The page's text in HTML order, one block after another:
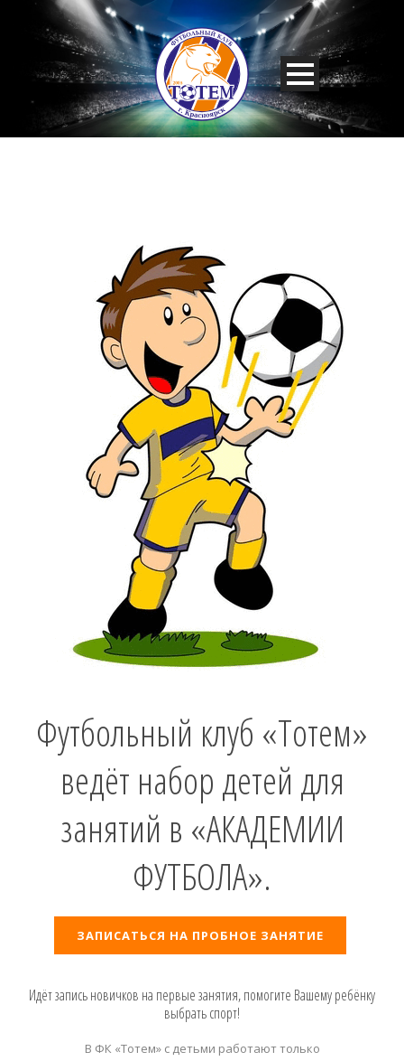
Футбольный клуб «Тотем»
ведёт набор детей для
занятий в «АКАДЕМИИ
ФУТБОЛА».
ЗАПИСАТЬСЯ НА ПРОБНОЕ ЗАНЯТИЕ
Идёт запись новичков на первые занятия, помогите Вашему ребёнку
выбрать спорт!
В ФК «Тотем» с детьми работают только